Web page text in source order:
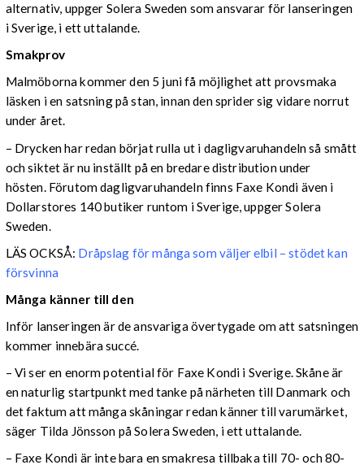
alternativ, uppger Solera Sweden som ansvarar för lanseringen
i Sverige, i ett uttalande.
Smakprov
Malmöborna kommer den 5 juni få möjlighet att provsmaka
läsken i en satsning på stan, innan den sprider sig vidare norrut
under året.
– Drycken har redan börjat rulla ut i dagligvaruhandeln så smått
och siktet är nu inställt på en bredare distribution under
hösten. Förutom dagligvaruhandeln finns Faxe Kondi även i
Dollarstores 140 butiker runtom i Sverige, uppger Solera
Sweden.
LÄS OCKSÅ: Dråpslag för många som väljer elbil – stödet kan
försvinna
Många känner till den
Inför lanseringen är de ansvariga övertygade om att satsningen
kommer innebära succé.
– Vi ser en enorm potential för Faxe Kondi i Sverige. Skåne är
en naturlig startpunkt med tanke på närheten till Danmark och
det faktum att många skåningar redan känner till varumärket,
säger Tilda Jönsson på Solera Sweden, i ett uttalande.
– Faxe Kondi är inte bara en smakresa tillbaka till 70- och 80-